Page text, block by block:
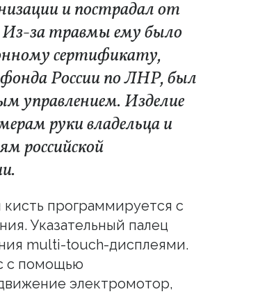
и пострадал от
Из-за травмы ему было
сертификату,
России по ЛНР, был
управлением. Изделие
руки владельца и
российской
программируется с
Указательный палец
multi-touch-дисплеями.
с помощью
электромотор,